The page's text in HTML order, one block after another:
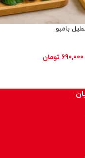
بامبو
690,000 تومان